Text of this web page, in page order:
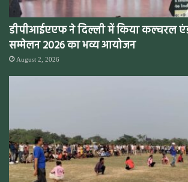
डीपीआईएएफ ने दिल्ली में किया कल्चरल
सम्मेलन 2026 का भव्य आयोजन
August 2, 2026